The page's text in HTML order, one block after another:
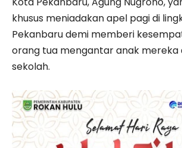
khusus meniadakan apel pagi di
Pekanbaru demi memberi
orang tua mengantar anak
sekolah.